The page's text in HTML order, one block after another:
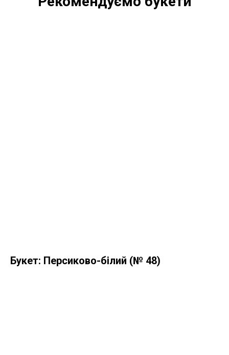
Букет: Персиково-білий (№ 48)